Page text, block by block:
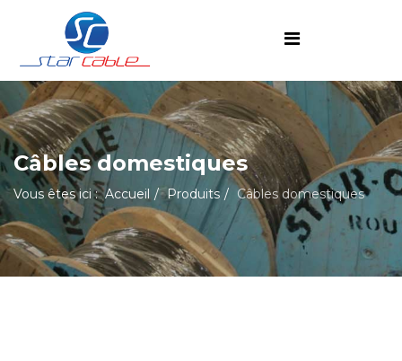
Câbles domestiques
Vous êtes ici :Accueil Produits Câbles domestiques